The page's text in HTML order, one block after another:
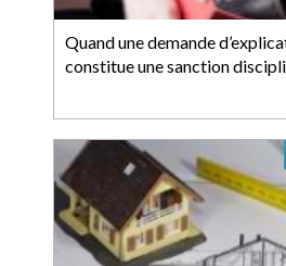
Quand une demande
constitue une sanction